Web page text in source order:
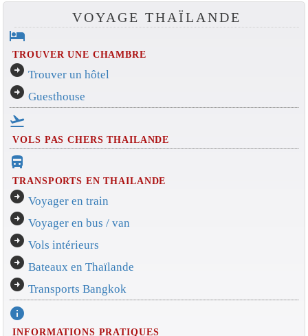
VOYAGE THAÏLANDE
hotel
TROUVER UNE CHAMBRE
arrow_circle_right Trouver un hôtel
arrow_circle_right Guesthouse
flight_takeoff
VOLS PAS CHERS THAILANDE
directions_bus_filled
TRANSPORTS EN THAILANDE
arrow_circle_right Voyager en train
arrow_circle_right Voyager en bus / van
arrow_circle_right Vols intérieurs
arrow_circle_right Bateaux en Thaïlande
arrow_circle_right Transports Bangkok
info
INFORMATIONS PRATIQUES